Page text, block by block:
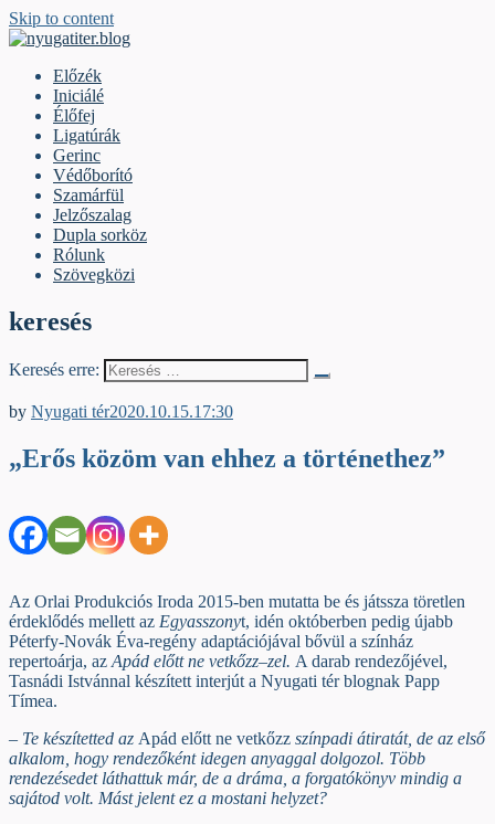
Skip to content
Előzék
Iniciálé
Élőfej
Ligatúrák
Gerinc
Védőborító
Szamárfül
Jelzőszalag
Dupla sorköz
Rólunk
Szövegközi
keresés
Keresés erre:
by Nyugati tér2020.10.15.17:30
„Erős közöm van ehhez a történethez”
Az Orlai Produkciós Iroda 2015-ben mutatta be és játssza töretlen
érdeklődés mellett az Egyasszonyt, idén októberben pedig újabb
Péterfy-Novák Éva-regény adaptációjával bővül a színház
repertoárja, az Apád előtt ne vetkőzz–zel. A darab rendezőjével,
Tasnádi Istvánnal készített interjút a Nyugati tér blognak Papp
Tímea.
– Te készítetted az Apád előtt ne vetkőzz színpadi átiratát, de az első
alkalom, hogy rendezőként idegen anyaggal dolgozol. Több
rendezésedet láthattuk már, de a dráma, a forgatókönyv mindig a
sajátod volt. Mást jelent ez a mostani helyzet?